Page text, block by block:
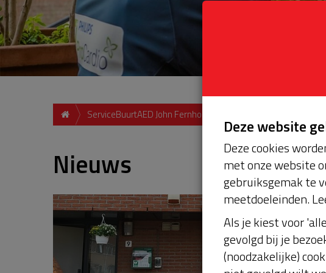
ServiceBuurtAED John Fernhoutstraat 1325NV Almere
Nieuws
Deze website
Deze cookies
met onze website
gebruiksgemak te
meetdoeleinden.
Als je kiest voor
gevolgd bij je
(noodzakelijke)